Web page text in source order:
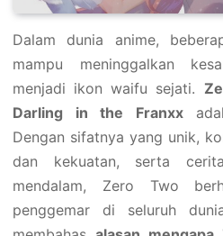
Dalam dunia anime,
mampu meninggalkan
menjadi ikon waifu sejati.
Darling in the Franxx
Dengan sifatnya yang unik,
dan kekuatan, serta
mendalam, Zero Two
penggemar di seluruh